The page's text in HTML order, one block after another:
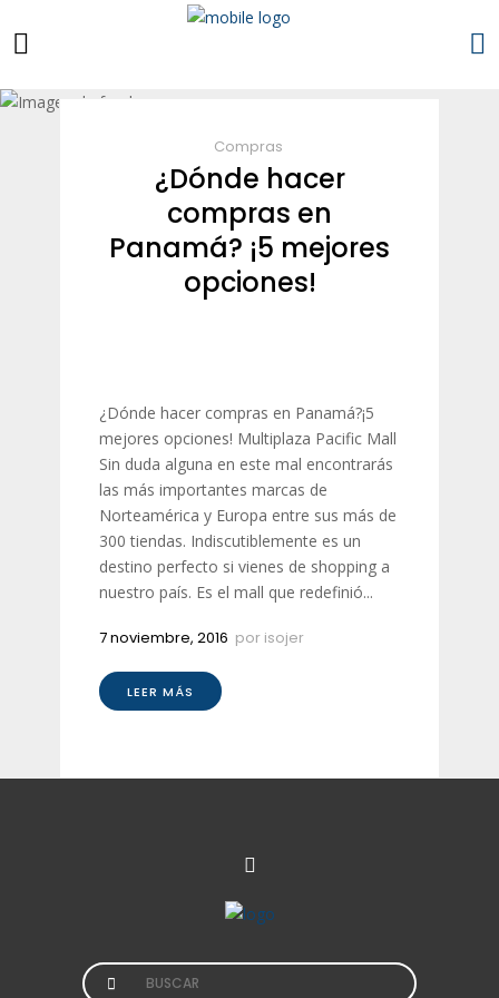
Compras
¿Dónde hacer
compras en
Panamá? ¡5 mejores
opciones!
¿Dónde hacer compras en Panamá?¡5
mejores opciones! Multiplaza Pacific Mall
Sin duda alguna en este mal encontrarás
las más importantes marcas de
Norteamérica y Europa entre sus más de
300 tiendas. Indiscutiblemente es un
destino perfecto si vienes de shopping a
nuestro país. Es el mall que redefinió...
7 noviembre, 2016 por isojer
LEER MÁS
Search